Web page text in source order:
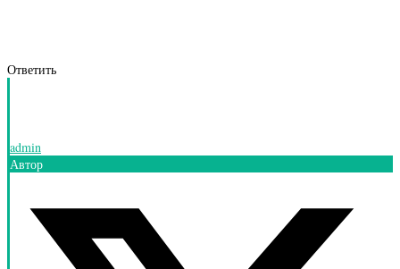
Ответить
admin
Автор